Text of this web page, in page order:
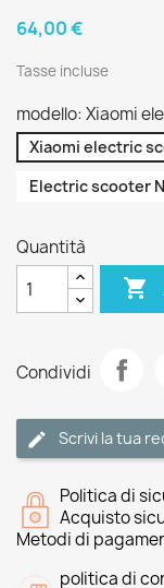
64,00 €
Tasse incluse
modello: Xiaomi
Xiaomi electric
Electric scooter
Quantità

Condividi
Scrivi la tua
Politica di
Acquisto
Metodi di
politica di